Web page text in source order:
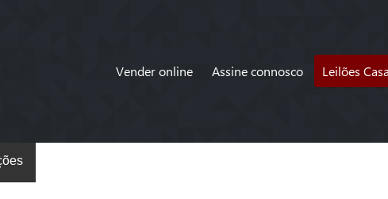
Vender online Assine connosco Leilões